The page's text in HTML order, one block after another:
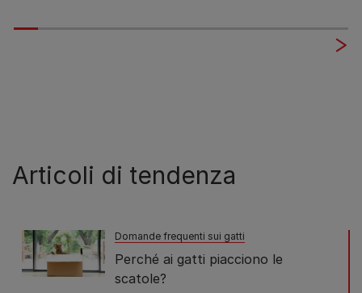
Articoli di tendenza
Domande frequenti sui gatti
Perché ai gatti piacciono le
scatole?